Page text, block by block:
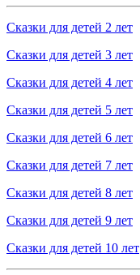
Сказки для детей 2 лет
Сказки для детей 3 лет
Сказки для детей 4 лет
Сказки для детей 5 лет
Сказки для детей 6 лет
Сказки для детей 7 лет
Сказки для детей 8 лет
Сказки для детей 9 лет
Сказки для детей 10 лет